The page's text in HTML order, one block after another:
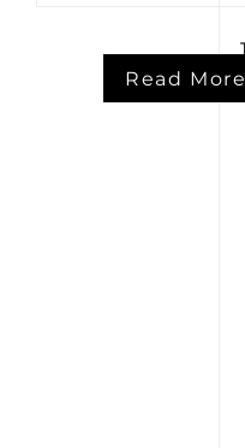
Read More